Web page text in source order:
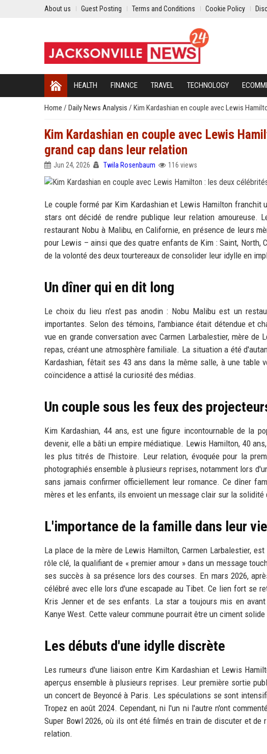
About us Guest Posting Terms and Conditions Cookie Policy
HEALTH FINANCE TRAVEL TECHNOLOGY
Home / Daily News Analysis / Kim Kardashian en couple avec Lewis
Kim Kardashian en couple avec Lewis
grand cap dans leur relation
Jun 24, 2026 Twila Rosenbaum 116 views
Le couple formé par Kim Kardashian et Lewis Hamilton
stars ont décidé de rendre publique leur relation
restaurant Nobu à Malibu, en Californie, en présence de leurs
pour Lewis – ainsi que des quatre enfants de Kim : Saint, North,
de la volonté des deux tourtereaux de consolider leur idylle en
Un dîner qui en dit long
Le choix du lieu n'est pas anodin : Nobu Malibu est un
importantes. Selon des témoins, l'ambiance était détendue et
vue en grande conversation avec Carmen Larbalestier, mère
repas, créant une atmosphère familiale. La situation a été
Kardashian, fêtait ses 43 ans dans la même salle, à une table
coïncidence a attisé la curiosité des médias.
Un couple sous les feux des
Kim Kardashian, 44 ans, est une figure incontournable de la
devenir, elle a bâti un empire médiatique. Lewis Hamilton, 40
les plus titrés de l'histoire. Leur relation, évoquée pour la
photographiés ensemble à plusieurs reprises, notamment lors
sans jamais confirmer officiellement leur romance. Ce dîner
mères et les enfants, ils envoient un message clair sur la solidité
L'importance de la famille dans leur vie
La place de la mère de Lewis Hamilton, Carmen Larbalestier,
rôle clé, la qualifiant de « premier amour » dans un message
ses succès à sa présence lors des courses. En mars 2026,
célébré avec elle lors d'une escapade au Tibet. Ce lien fort se
Kris Jenner et de ses enfants. La star a toujours mis en
Kanye West. Cette valeur commune pourrait être un ciment
Les débuts d'une idylle discrète
Les rumeurs d'une liaison entre Kim Kardashian et Lewis
aperçus ensemble à plusieurs reprises. Leur première sortie
un concert de Beyoncé à Paris. Les spéculations se sont
Tropez en août 2024. Cependant, ni l'un ni l'autre n'ont
Super Bowl 2026, où ils ont été filmés en train de discuter et
relation.